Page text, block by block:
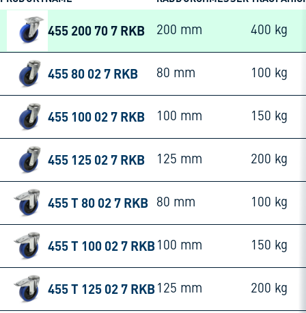
455 200 70 7 RKB 200 mm 400 kg
455 80 02 7 RKB 80 mm 100 kg
455 100 02 7 RKB 100 mm 150 kg
455 125 02 7 RKB 125 mm 200 kg
455 T 80 02 7 RKB 80 mm 100 kg
455 T 100 02 7 RKB 100 mm 150 kg
455 T 125 02 7 RKB 125 mm 200 kg